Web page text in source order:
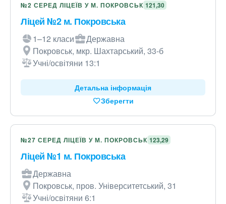
№2 СЕРЕД ЛІЦЕЇВ У М. ПОКРОВСЬК 121,30
Ліцей №2 м. Покровська
1–12 класи
Державна
Покровськ, мкр. Шахтарський, 33-б
Учні/освітяни 13:1
Детальна інформація
Зберегти
№27 СЕРЕД ЛІЦЕЇВ У М. ПОКРОВСЬК 123,29
Ліцей №1 м. Покровська
Державна
Покровськ, пров. Університетський, 31
Учні/освітяни 6:1